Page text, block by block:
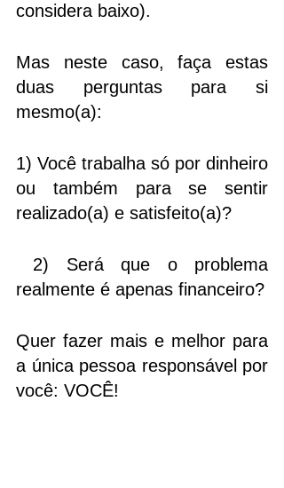
considera baixo).
Mas neste caso, faça estas
duas perguntas para si
mesmo(a):
1) Você trabalha só por dinheiro
ou também para se sentir
realizado(a) e satisfeito(a)?
realmente é apenas financeiro?
Quer fazer mais e melhor para
a única pessoa responsável por
você: VOCÊ!